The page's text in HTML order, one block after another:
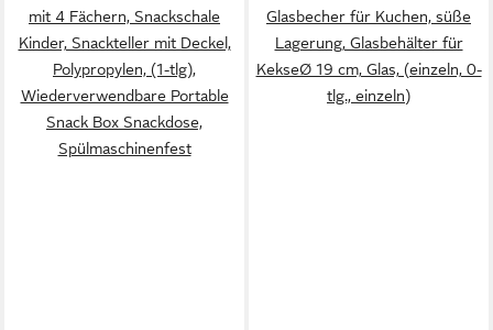
mit 4 Fächern, Snackschale
Kinder, Snackteller mit Deckel,
Polypropylen, (1-tlg),
Wiederverwendbare Portable
Snack Box Snackdose,
Spülmaschinenfest
Glasbecher für Kuchen, süße
Lagerung, Glasbehälter für
KekseØ 19 cm, Glas, (einzeln, 0-
tlg., einzeln)